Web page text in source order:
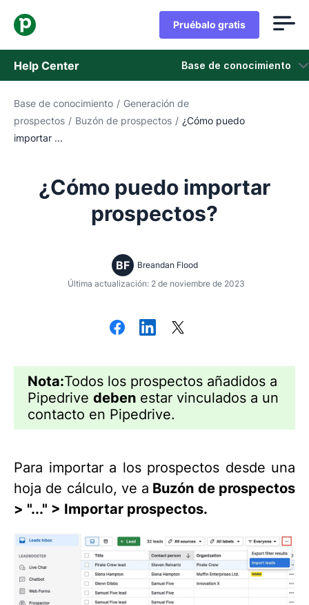
Pruébalo gratis
Help Center Base de conocimiento
Base de conocimiento
Estado
Base de conocimiento / Generación de
prospectos / Buzón de prospectos / ¿Cómo puedo
importar ...
¿Cómo puedo importar
prospectos?
BF
Breandan Flood
Última actualización: 2 de noviembre de 2023
Nota:Todos los prospectos añadidos a
Pipedrive deben estar vinculados a un
contacto en Pipedrive.
Para importar a los prospectos desde una
hoja de cálculo, ve a Buzón de prospectos
> "..." > Importar prospectos.